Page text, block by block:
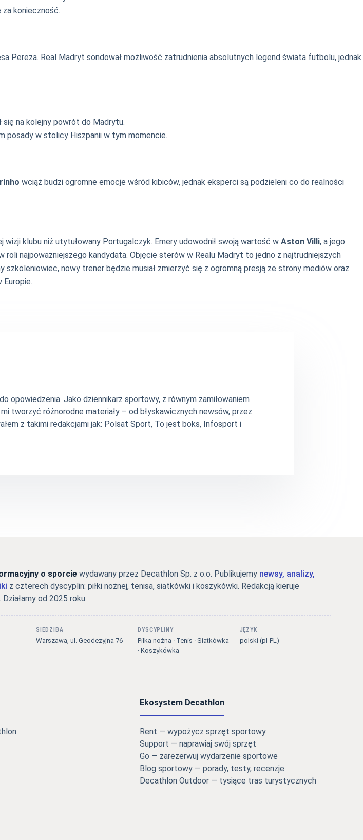
za konieczność.
Pereza. Real Madryt sondował możliwość zatrudnienia absolutnych legend świata futbolu, jednak
się na kolejny powrót do Madrytu.
posady w stolicy Hiszpanii w tym momencie.
wciąż budzi ogromne emocje wśród kibiców, jednak eksperci są podzieleni co do realności
klubu niż utytułowany Portugalczyk. Emery udowodnił swoją wartość w Aston Villi, a jego
najpoważniejszego kandydata. Objęcie sterów w Realu Madryt to jedno z najtrudniejszych
nowy trener będzie musiał zmierzyć się z ogromną presją ze strony mediów oraz
opowiedzenia. Jako dziennikarz sportowy, z równym zamiłowaniem
tworzyć różnorodne materiały – od błyskawicznych newsów, przez
z takimi redakcjami jak: Polsat Sport, To jest boks, Infosport i
o sporciewydawany przez Decathlon Sp. z o.o. Publikujemy newsy, analizy,
z czterech dyscyplin: piłki nożnej, tenisa, siatkówki i koszykówki. Redakcją kieruje
od 2025 roku.
SIEDZIBA
Warszawa, ul. Geodezyjna 76
DYSCYPLINY
Piłka nożna · Tenis · Siatkówka
· Koszykówka
JĘZYK
polski (pl-PL)
Ekosystem Decathlon
Rent — wypożycz sprzęt sportowy
Support — naprawiaj swój sprzęt
Go — zarezerwuj wydarzenie sportowe
Blog sportowy — porady, testy, recenzje
Decathlon Outdoor — tysiące tras turystycznych